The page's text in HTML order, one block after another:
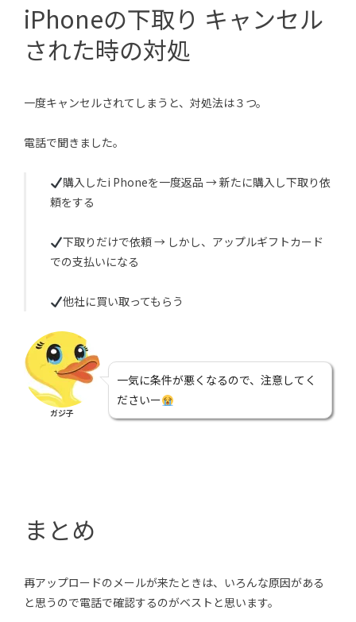
iPhoneの下取り キャンセル
された時の対処
一度キャンセルされてしまうと、対処法は３つ。
電話で聞きました。
購入したi Phoneを一度返品 → 新たに購入し下取り依
頼をする
下取りだけで依頼 → しかし、アップルギフトカード
での支払いになる
他社に買い取ってもらう
ガジ子
一気に条件が悪くなるので、注意してく
ださいー
まとめ
再アップロードのメールが来たときは、いろんな原因がある
と思うので電話で確認するのがベストと思います。